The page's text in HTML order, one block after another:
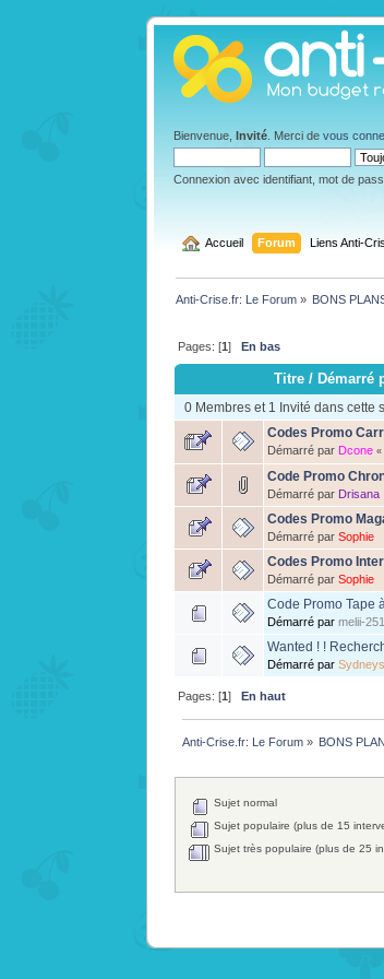
Bienvenue,Invité . Merci devous
Connexion avec identifiant, mot de
Accueil Forum Liens Anti-
Anti-Crise.fr: Le Forum» BONS
Pages: [1] En bas
Titre/ Démarré
0 Membres et 1 Invité dans cette
Codes Promo
Démarré par Dcone «
Code Promo
Démarré par Drisana
Codes Promo
Démarré parSophie
Codes Promo
Démarré parSophie
Code Promo Tape
Démarré parmelii-
Wanted ! !
Démarré par
Pages: [1] En haut
Anti-Crise.fr: Le Forum» BONS
Sujet normal
Sujet populaire (plus de 15
Sujet très populaire (plus de 25